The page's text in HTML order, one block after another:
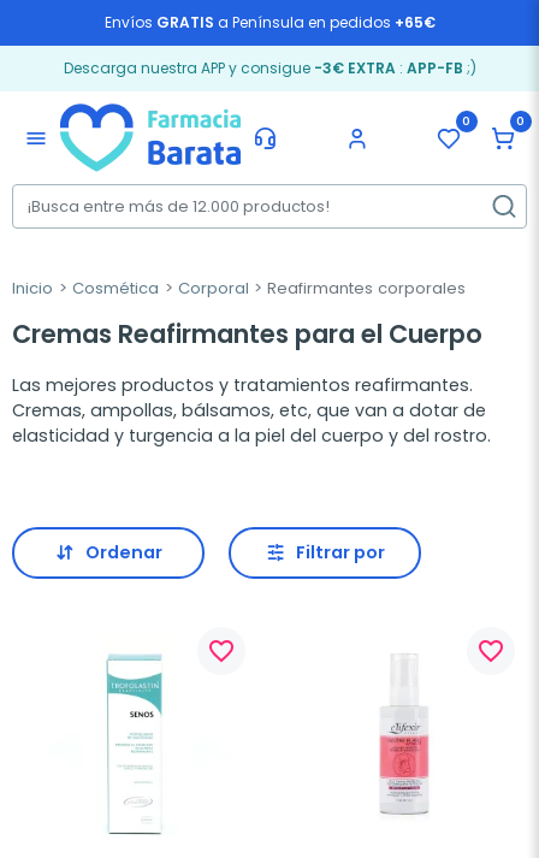
Envíos GRATIS a Península en pedidos +65€
Descarga nuestra APP y consigue -3€ EXTRA: APP-FB ;)
menu
0 0
Inicio Cosmética Corporal Reafirmantes corporales
Cremas Reafirmantes para el Cuerpo
Las mejores productos y tratamientos reafirmantes.
Cremas, ampollas, bálsamos, etc, que van a dotar de
elasticidad y turgencia a la piel del cuerpo y del rostro.
Ordenar Filtrar por
favorite_border favorite_border